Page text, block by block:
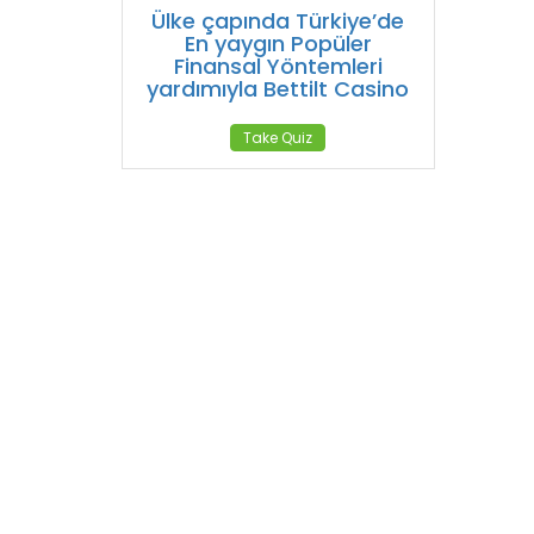
Ülke çapında Türkiye’de
En yaygın Popüler
Finansal Yöntemleri
yardımıyla Bettilt Casino
Take Quiz